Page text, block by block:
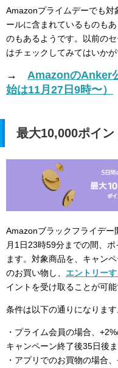
Amazonプライムデーでも対
ールに含まれているものも
のもあるようです。以前の
はチェックしてみてはいかが
→ AmazonのAnker
始は11月27日9時〜）
最大10,000ポイ
Amazonブラックフライデ
月1日23時59分までの間、
ます。対象商品を、キャン
のお買い物し、 エントリーす
イントを受け取ることが可能
条件は以下の通りになります
・プライム会員の場合、
キャンペーン終了後35日後
・アプリでのお買物の場合